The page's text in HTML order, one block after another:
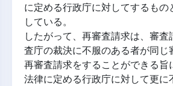
に定める行政庁に対してするもの
している。
したがって、再審査請求は、審査
査庁の裁決に不服のある者が同じ
再審査請求をすることができる旨
法律に定める行政庁に対して更に